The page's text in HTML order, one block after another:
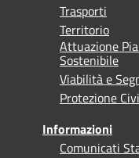
Trasporti
Territorio
Attuazione
Sostenibile
Viabilità e
Protezione
Informazioni
Comunicati